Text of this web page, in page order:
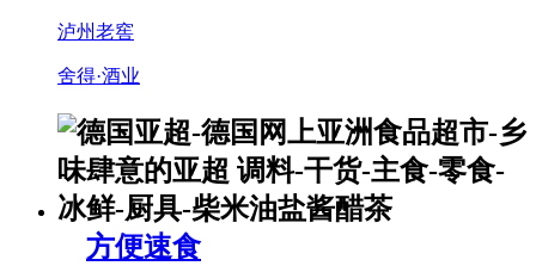
泸州老窖
舍得·酒业
方便速食